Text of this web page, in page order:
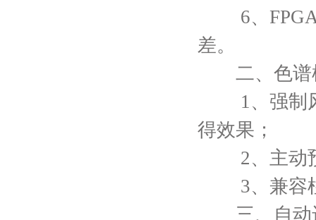
6、FPGA
差。
二、色谱
1、强制风
得效果；
2、主动预
3、兼容柱
三、自动